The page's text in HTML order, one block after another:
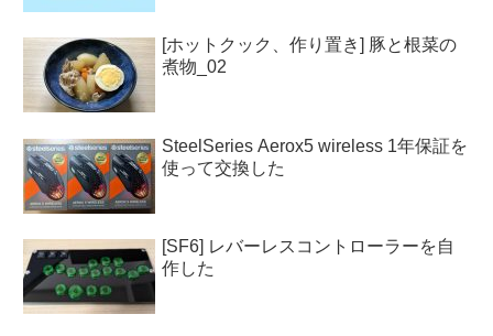
[ホットクック、作り置き] 豚と根菜の
煮物_02
SteelSeries Aerox5 wireless 1年保証を
使って交換した
[SF6] レバーレスコントローラーを自
作した